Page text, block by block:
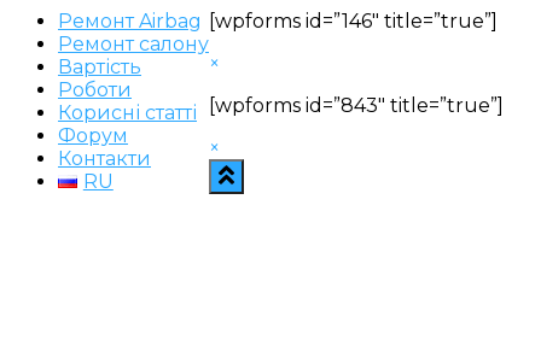
Ремонт Airbag
Ремонт салону
Вартість
Роботи
Корисні статті
Форум
Контакти
RU
[wpforms id=”146″ title=”true”]
×
[wpforms id=”843″ title=”true”]
×